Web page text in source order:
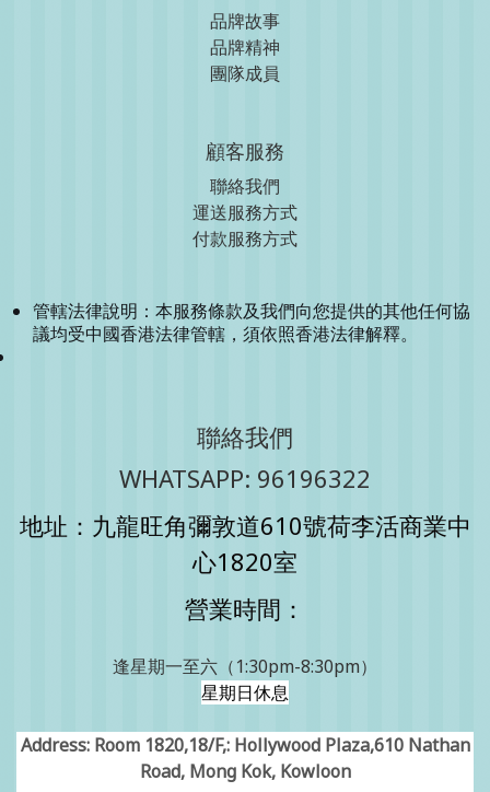
品牌故事
品牌精神
團隊成員
顧客服務
聯絡我們
運送服務方式
付款服務方式
管轄法律說明：本服務條款及我們向您提供的其他任何協
議均受中國香港法律管轄，須依照香港法律解釋。
聯絡我們
WHATSAPP: 96196322
地址：九龍旺角彌敦道610號荷李活商業中
心1820室
營業時間：
逢星期一至六（1:30pm-8:30pm）
星期日休息
Address: Room 1820,18/F,: Hollywood Plaza,610 Nathan
Road, Mong Kok, Kowloon